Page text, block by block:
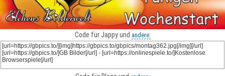
Code für Jappy und andere: